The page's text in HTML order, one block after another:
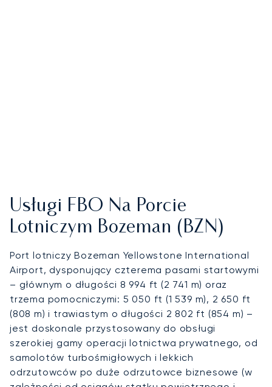
Usługi FBO Na Porcie
Lotniczym Bozeman (BZN)
Port lotniczy Bozeman Yellowstone International
Airport, dysponujący czterema pasami startowymi
– głównym o długości 8 994 ft (2 741 m) oraz
trzema pomocniczymi: 5 050 ft (1 539 m), 2 650 ft
(808 m) i trawiastym o długości 2 802 ft (854 m) –
jest doskonale przystosowany do obsługi
szerokiej gamy operacji lotnictwa prywatnego, od
samolotów turbośmigłowych i lekkich
odrzutowców po duże odrzutowce biznesowe (w